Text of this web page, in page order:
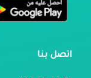
اتصل بنا